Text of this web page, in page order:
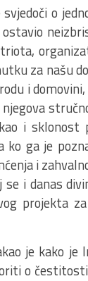
o
za našu
i
i
ga je
i
i danas
projekta
je kako je
o